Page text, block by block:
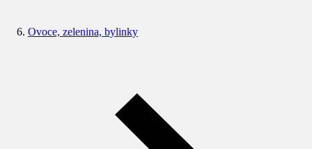
Ovoce, zelenina, bylinky